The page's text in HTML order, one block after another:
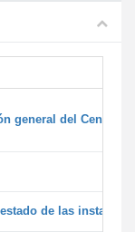
general del Centro y
de las